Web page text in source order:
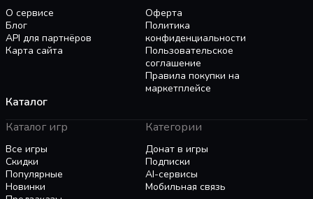
О сервисе
Блог
API для партнёров
Карта сайта
Оферта
Политика
конфиденциальности
Пользовательское
соглашение
Правила покупки на
маркетплейсе
Каталог
Каталог игр
Все игры
Скидки
Популярные
Новинки
Категории
Донат в игры
Подписки
AI-сервисы
Мобильная связь